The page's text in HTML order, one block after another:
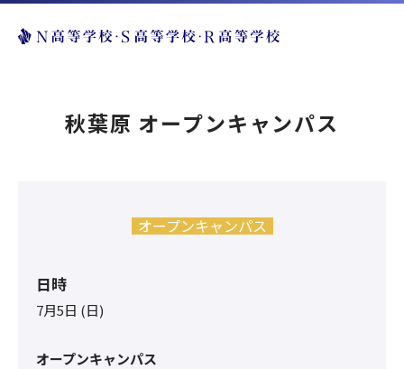
秋葉原 オープンキャンパス
オープンキャンパス
日時
7月5日 (日)
オープンキャンパス